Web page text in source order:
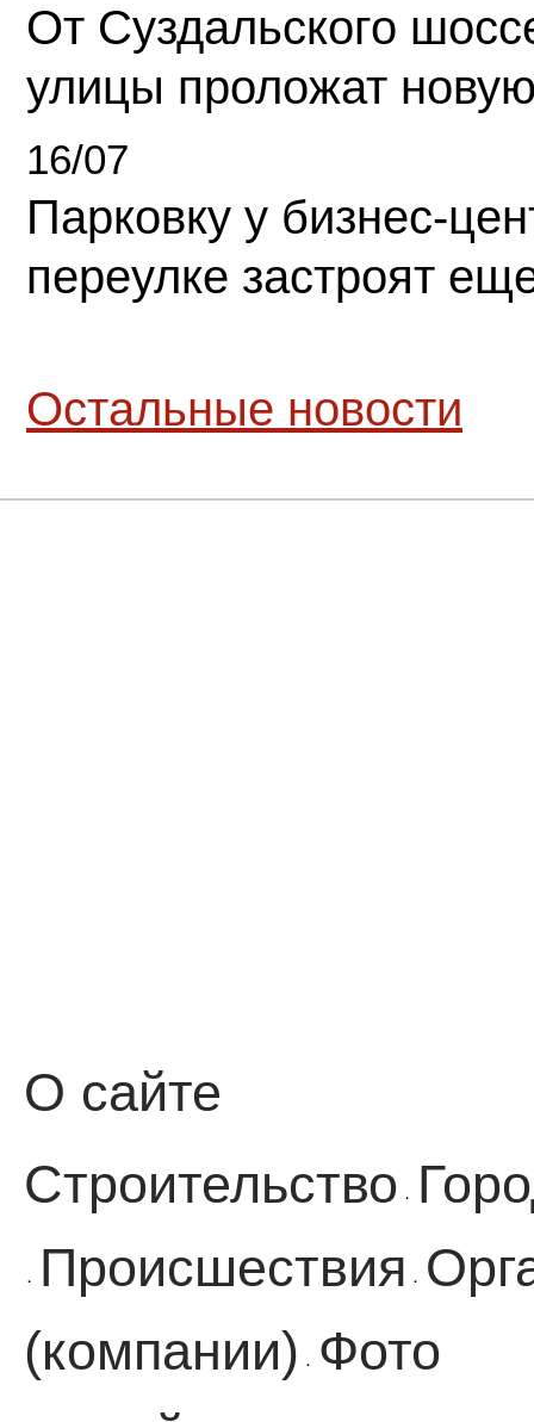
От Суздальского
улицы проложат
16/07
Парковку у бизнес-
переулке застроят
Остальные новости
О сайте
Строительство ·
· Происшествия ·
(компании)
·
Фото